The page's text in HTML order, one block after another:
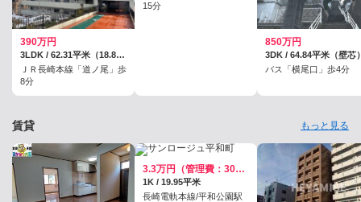
390万円
3LDK / 62.31平米（18.84坪）（登記）
ＪＲ長崎本線「道ノ尾」歩
8分
15分
850万円
3DK / 64.84平米（壁芯
バス「横尾口」歩4分
賃貸 もっと見る
3.3万円（管理費：3000円）
1K / 19.95平米
長崎電軌本線/平和公園駅